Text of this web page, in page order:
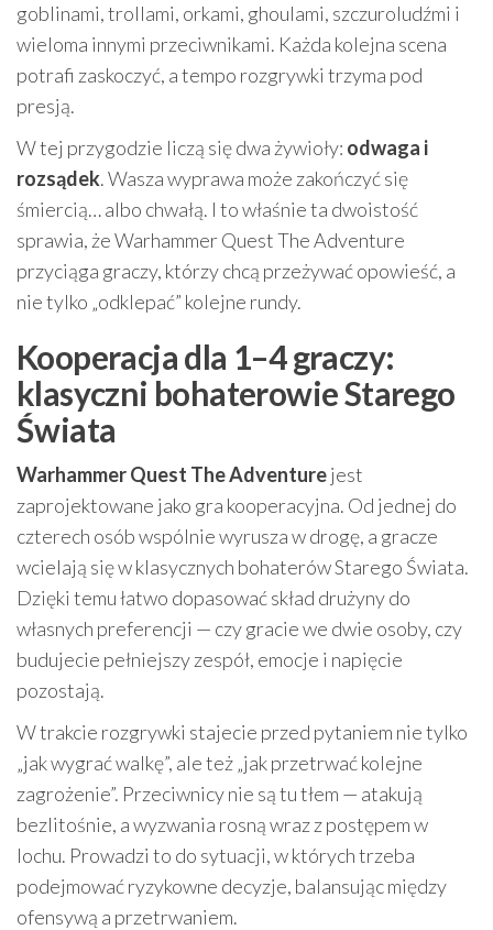
goblinami, trollami, orkami, ghoulami, szczuroludźmi i
wieloma innymi przeciwnikami. Każda kolejna scena
potrafi zaskoczyć, a tempo rozgrywki trzyma pod
presją.
W tej przygodzie liczą się dwa żywioły: odwaga i
rozsądek. Wasza wyprawa może zakończyć się
śmiercią… albo chwałą. I to właśnie ta dwoistość
sprawia, że Warhammer Quest The Adventure
przyciąga graczy, którzy chcą przeżywać opowieść, a
nie tylko „odklepać” kolejne rundy.
Kooperacja dla 1–4 graczy:
klasyczni bohaterowie Starego
Świata
Warhammer Quest The Adventurejest
zaprojektowane jako gra kooperacyjna. Od jednej do
czterech osób wspólnie wyrusza w drogę, a gracze
wcielają się w klasycznych bohaterów Starego Świata.
Dzięki temu łatwo dopasować skład drużyny do
własnych preferencji — czy gracie we dwie osoby, czy
budujecie pełniejszy zespół, emocje i napięcie
pozostają.
W trakcie rozgrywki stajecie przed pytaniem nie tylko
„jak wygrać walkę”, ale też „jak przetrwać kolejne
zagrożenie”. Przeciwnicy nie są tu tłem — atakują
bezlitośnie, a wyzwania rosną wraz z postępem w
lochu. Prowadzi to do sytuacji, w których trzeba
podejmować ryzykowne decyzje, balansując między
ofensywą a przetrwaniem.